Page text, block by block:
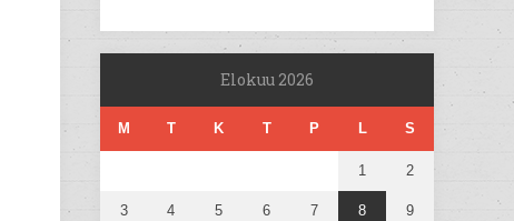
Elokuu 2026
M T K T P L S
1 2
3 4 5 6 7 8 9